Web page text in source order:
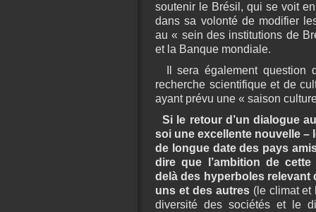
soutenir le Brésil, qui se voit
dans sa volonté de modifier
au « sein des institutions de
et la Banque mondiale.
Il sera également question
recherche scientifique et de
ayant prévu une « saison
Si le retour d’un dialogue
soi une excellente nouvelle –
de longue date des pays
dire que l’ambition de
delà des hyperboles relevant
uns et des autres (le climat et
diversité des sociétés et le